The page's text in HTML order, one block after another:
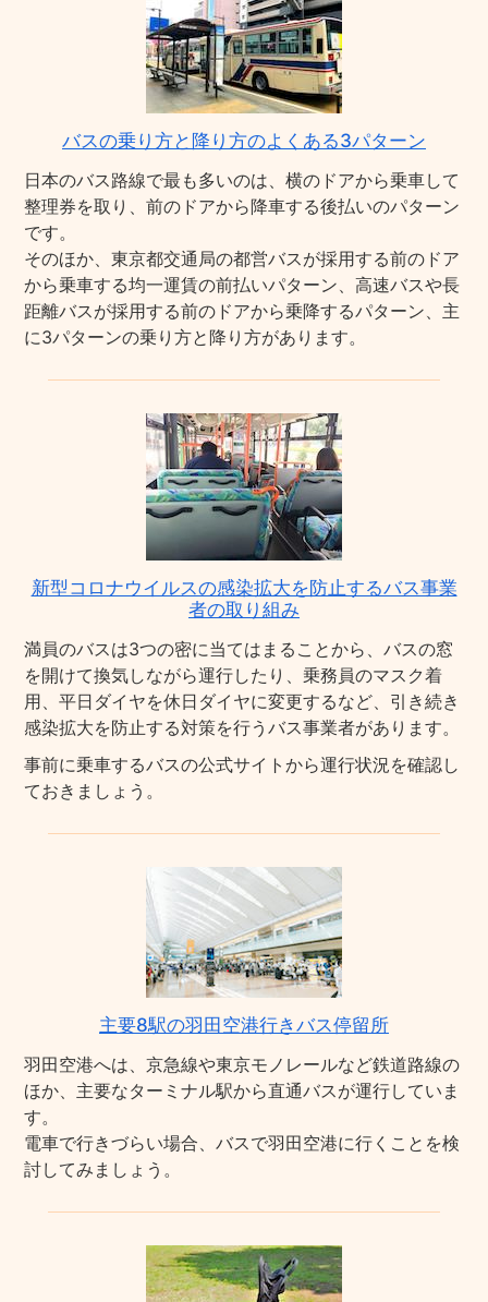
バスの乗り方と降り方のよくある3パターン
日本のバス路線で最も多いのは、横のドアから乗車して
整理券を取り、前のドアから降車する後払いのパターン
です。
そのほか、東京都交通局の都営バスが採用する前のドア
から乗車する均一運賃の前払いパターン、高速バスや長
距離バスが採用する前のドアから乗降するパターン、主
に3パターンの乗り方と降り方があります。
新型コロナウイルスの感染拡大を防止するバス事業
者の取り組み
満員のバスは3つの密に当てはまることから、バスの窓
を開けて換気しながら運行したり、乗務員のマスク着
用、平日ダイヤを休日ダイヤに変更するなど、引き続き
感染拡大を防止する対策を行うバス事業者があります。
事前に乗車するバスの公式サイトから運行状況を確認し
ておきましょう。
主要8駅の羽田空港行きバス停留所
羽田空港へは、京急線や東京モノレールなど鉄道路線の
ほか、主要なターミナル駅から直通バスが運行していま
す。
電車で行きづらい場合、バスで羽田空港に行くことを検
討してみましょう。